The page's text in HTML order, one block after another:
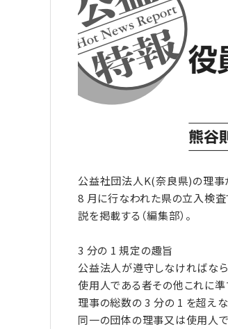
公益社団法人K(奈良県)の理事
8 月に行なわれた県の立入検査
説を掲載する（編集部）。
3 分の 1 規定の趣旨
公益法人が遵守しなければなら
使用人である者その他これに
理事の総数の 3 分の 1 を超えな
同一の団体の理事又は使用人